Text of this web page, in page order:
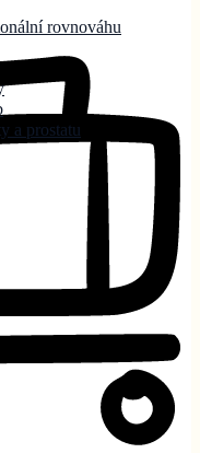
rovnováhu
a prostatu